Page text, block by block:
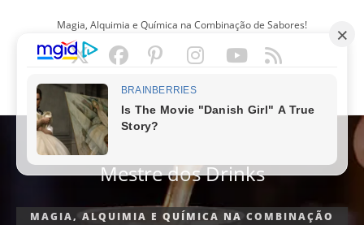
Magia, Alquimia e Química na Combinação de Sabores!
PORTUGUÊS
Mestre dos Drinks
MAGIA, ALQUIMIA E QUÍMICA NA COMBINAÇÃO